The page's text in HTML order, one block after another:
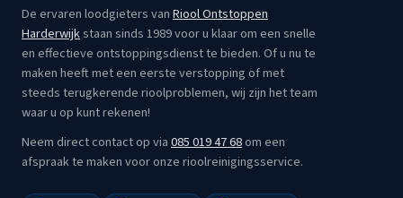
De ervaren loodgieters vanRiool Ontstoppen
Harderwijkstaan sinds 1989 voor u klaar om een snelle
en effectieve ontstoppingsdienst te bieden. Of u nu te
maken heeft met een eerste verstopping of met
steeds terugkerende rioolproblemen, wij zijn het team
waar u op kunt rekenen!
Neem direct contact op via085 019 47 68om een
afspraak te maken voor onze rioolreinigingsservice.